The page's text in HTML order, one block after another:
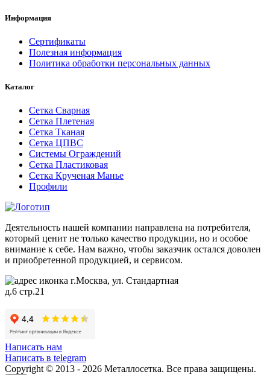
Информация
Сертификаты
Полезная информация
Политика обработки персональных данных
Каталог
Сетка Сварная
Сетка Плетеная
Сетка Тканая
Сетка ЦПВС
Системы Ограждений
Сетка Пластиковая
Сетка Крученая Манье
Профили
Деятельность нашей компании направлена на потребителя,
который ценит не только качество продукции, но и особое
внимание к себе. Нам важно, чтобы заказчик остался доволен
и приобретенной продукцией, и сервисом.
г.Москва, ул. Стандартная
д.6 стр.21
Написать нам
Написать в telegram
Copyright © 2013 - 2026 Металлосетка. Все права защищены.